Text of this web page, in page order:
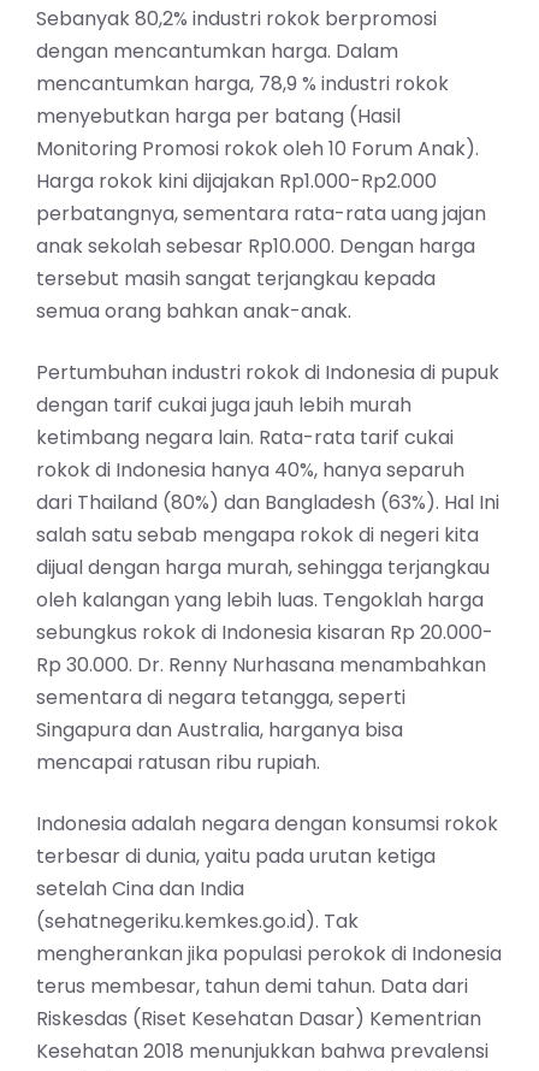
Sebanyak 80,2% industri rokok berpromosi
dengan mencantumkan harga. Dalam
mencantumkan harga, 78,9 % industri rokok
menyebutkan harga per batang (Hasil
Monitoring Promosi rokok oleh 10 Forum Anak).
Harga rokok kini dijajakan Rp1.000-Rp2.000
perbatangnya, sementara rata-rata uang jajan
anak sekolah sebesar Rp10.000. Dengan harga
tersebut masih sangat terjangkau kepada
semua orang bahkan anak-anak.
Pertumbuhan industri rokok di Indonesia di pupuk
dengan tarif cukai juga jauh lebih murah
ketimbang negara lain. Rata-rata tarif cukai
rokok di Indonesia hanya 40%, hanya separuh
dari Thailand (80%) dan Bangladesh (63%). Hal Ini
salah satu sebab mengapa rokok di negeri kita
dijual dengan harga murah, sehingga terjangkau
oleh kalangan yang lebih luas. Tengoklah harga
sebungkus rokok di Indonesia kisaran Rp 20.000-
Rp 30.000. Dr. Renny Nurhasana menambahkan
sementara di negara tetangga, seperti
Singapura dan Australia, harganya bisa
mencapai ratusan ribu rupiah.
Indonesia adalah negara dengan konsumsi rokok
terbesar di dunia, yaitu pada urutan ketiga
setelah Cina dan India
(sehatnegeriku.kemkes.go.id). Tak
mengherankan jika populasi perokok di Indonesia
terus membesar, tahun demi tahun. Data dari
Riskesdas (Riset Kesehatan Dasar) Kementrian
Kesehatan 2018 menunjukkan bahwa prevalensi